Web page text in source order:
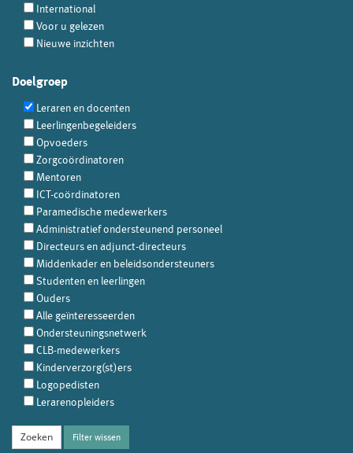
International
Voor u gelezen
Nieuwe inzichten
Doelgroep
Leraren en docenten
Leerlingenbegeleiders
Opvoeders
Zorgcoördinatoren
Mentoren
ICT-coördinatoren
Paramedische medewerkers
Administratief ondersteunend personeel
Directeurs en adjunct-directeurs
Middenkader en beleidsondersteuners
Studenten en leerlingen
Ouders
Alle geïnteresseerden
Ondersteuningsnetwerk
CLB-medewerkers
Kinderverzorg(st)ers
Logopedisten
Lerarenopleiders
Filter wissen